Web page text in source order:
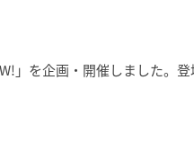
」を企画・開催しました。